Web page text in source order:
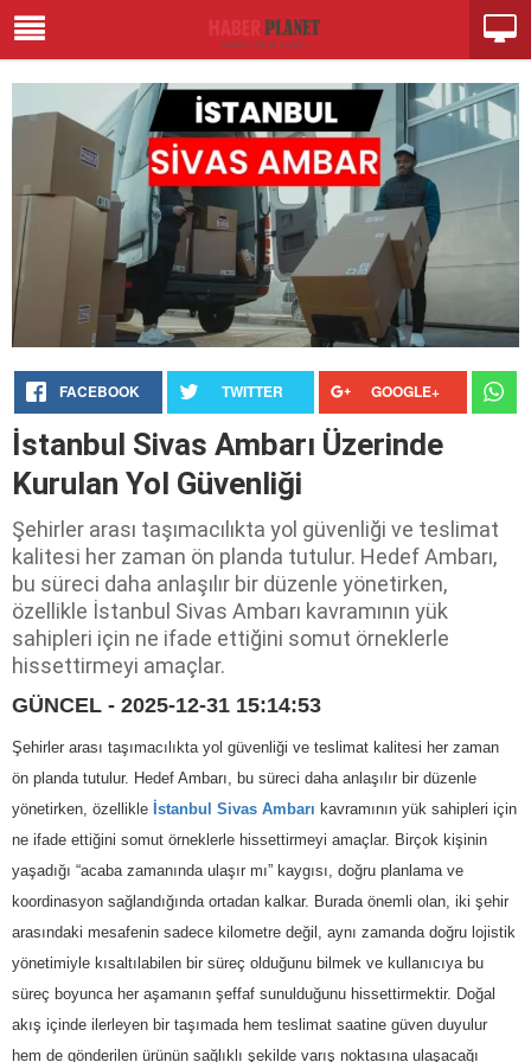
FACEBOOK TWITTER GOOGLE+
İstanbul Sivas Ambarı Üzerinde
Kurulan Yol Güvenliği
Şehirler arası taşımacılıkta yol güvenliği ve teslimat
kalitesi her zaman ön planda tutulur. Hedef Ambarı,
bu süreci daha anlaşılır bir düzenle yönetirken,
özellikle İstanbul Sivas Ambarı kavramının yük
sahipleri için ne ifade ettiğini somut örneklerle
hissettirmeyi amaçlar.
GÜNCEL - 2025-12-31 15:14:53
Şehirler arası taşımacılıkta yol güvenliği ve teslimat kalitesi her zaman
ön planda tutulur. Hedef Ambarı, bu süreci daha anlaşılır bir düzenle
yönetirken, özellikle İstanbul Sivas Ambarı kavramının yük sahipleri için
ne ifade ettiğini somut örneklerle hissettirmeyi amaçlar. Birçok kişinin
yaşadığı “acaba zamanında ulaşır mı” kaygısı, doğru planlama ve
koordinasyon sağlandığında ortadan kalkar. Burada önemli olan, iki şehir
arasındaki mesafenin sadece kilometre değil, aynı zamanda doğru lojistik
yönetimiyle kısaltılabilen bir süreç olduğunu bilmek ve kullanıcıya bu
süreç boyunca her aşamanın şeffaf sunulduğunu hissettirmektir. Doğal
akış içinde ilerleyen bir taşımada hem teslimat saatine güven duyulur
hem de gönderilen ürünün sağlıklı şekilde varış noktasına ulaşacağı